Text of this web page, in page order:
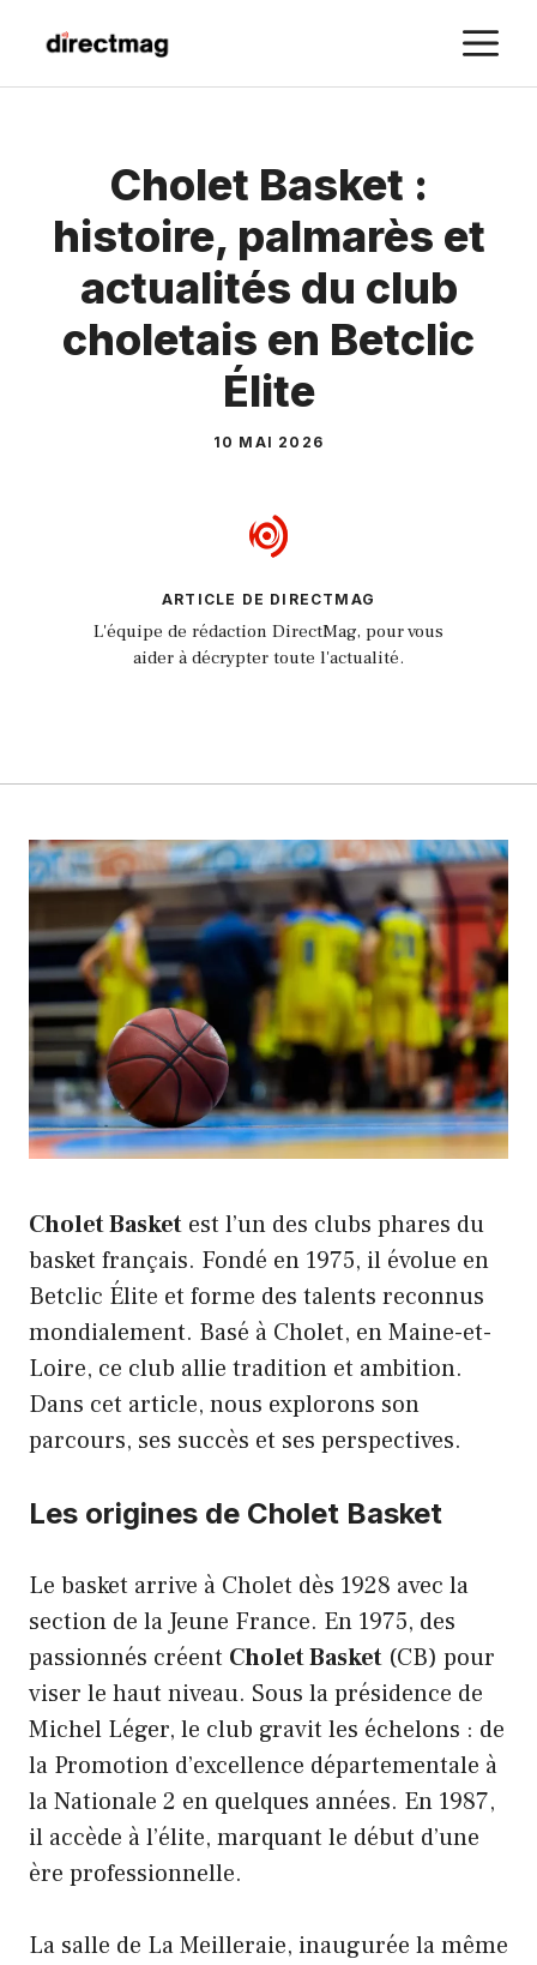
contenu
Cholet Basket :
histoire, palmarès et
actualités du club
choletais en Betclic
Élite
10 MAI 2026
ARTICLE DE DIRECTMAG
L'équipe de rédaction DirectMag, pour vous
aider à décrypter toute l'actualité.
Cholet Basket est l’un des clubs phares du
basket français. Fondé en 1975, il évolue en
Betclic Élite et forme des talents reconnus
mondialement. Basé à Cholet, en Maine-et-
Loire, ce club allie tradition et ambition.
Dans cet article, nous explorons son
parcours, ses succès et ses perspectives.
Les origines de Cholet Basket
Le basket arrive à Cholet dès 1928 avec la
section de la Jeune France. En 1975, des
passionnés créent Cholet Basket (CB) pour
viser le haut niveau. Sous la présidence de
Michel Léger, le club gravit les échelons : de
la Promotion d’excellence départementale à
la Nationale 2 en quelques années. En 1987,
il accède à l’élite, marquant le début d’une
ère professionnelle.
La salle de La Meilleraie, inaugurée la même